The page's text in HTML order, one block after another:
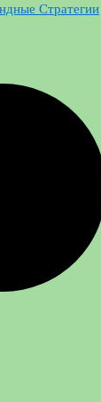
Стратегии